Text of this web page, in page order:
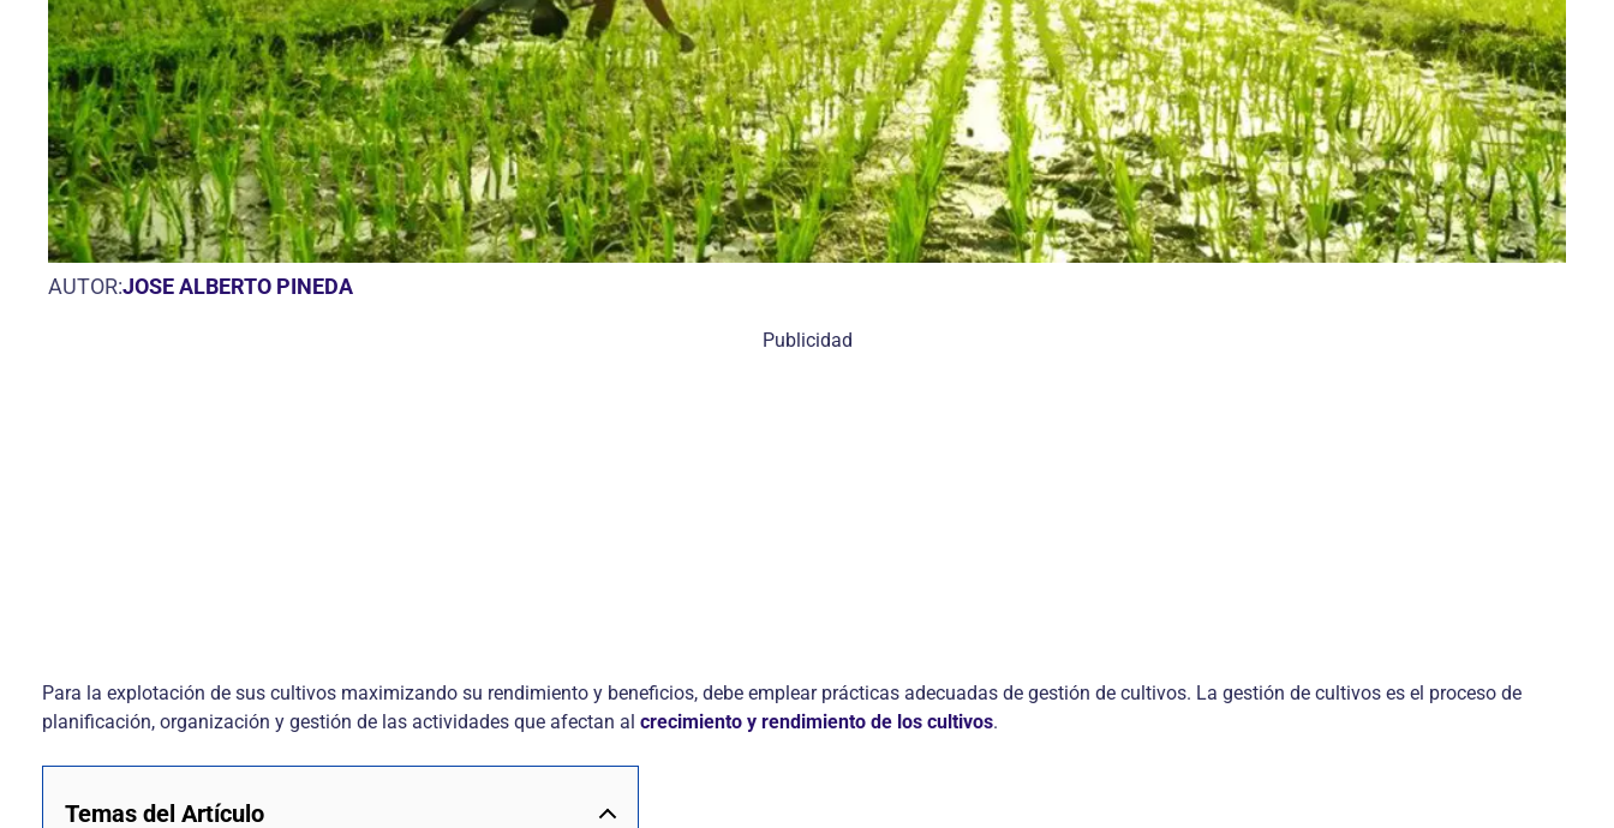
AUTOR:JOSE ALBERTO PINEDA
Publicidad
Para la explotación de sus cultivos maximizando su rendimiento y beneficios, debe emplear prácticas adecuadas de gestión de cultivos. La gestión de cultivos es el proceso de
planificación, organización y gestión de las actividades que afectan al crecimiento y rendimiento de los cultivos.
Temas del Artículo